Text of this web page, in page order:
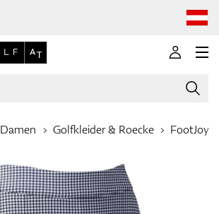
Damen Golfkleider & Roecke FootJoy